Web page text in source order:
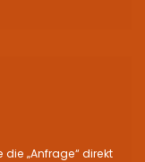
„Anfrage“ direkt